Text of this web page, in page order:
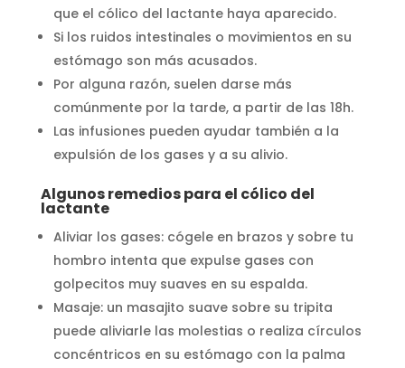
que el cólico del lactante haya aparecido.
Si los ruidos intestinales o movimientos en su
estómago son más acusados.
Por alguna razón, suelen darse más
comúnmente por la tarde, a partir de las 18h.
Las infusiones pueden ayudar también a la
expulsión de los gases y a su alivio.
Algunos remedios para el cólico del
lactante
Aliviar los gases: cógele en brazos y sobre tu
hombro intenta que expulse gases con
golpecitos muy suaves en su espalda.
Masaje: un masajito suave sobre su tripita
puede aliviarle las molestias o realiza círculos
concéntricos en su estómago con la palma